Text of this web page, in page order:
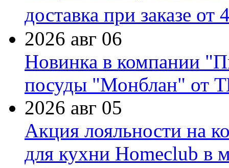
доставка при заказе от
2026 авг 06
Новинка в компании
посуды "Монблан" от
2026 авг 05
Акция лояльности на
для кухни Homeclub в